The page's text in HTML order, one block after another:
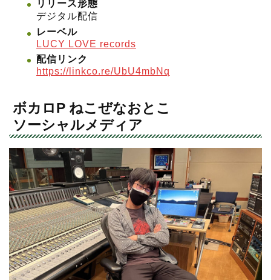
リリース形態
デジタル配信
レーベル
LUCY LOVE records
配信リンク
https://linkco.re/UbU4mbNq
ボカロP ねこぜなおとこ
ソーシャルメディア